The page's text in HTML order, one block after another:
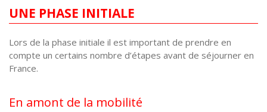
UNE PHASE INITIALE
Lors de la phase initiale il est important de prendre en
compte un certains nombre d’étapes avant de séjourner en
France.
En amont de la mobilité